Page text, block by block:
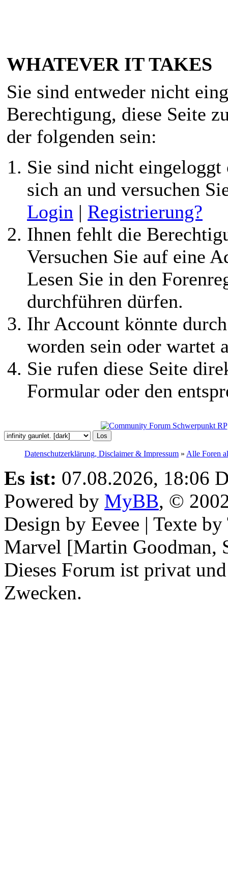
WHATEVER IT TAKES
Sie sind entweder nicht
Berechtigung, diese Seite
der folgenden sein:
Sie sind nicht
sich an und versuchen
Login | Registrierung?
Ihnen fehlt die
Versuchen Sie auf eine
Lesen Sie in den
durchführen dürfen.
Ihr Account könnte
worden sein oder wartet
Sie rufen diese Seite
Formular oder den
Datenschutzerklärung, Disclaimer & Impressum » Alle Foren
Es ist: 07.08.2026, 18:06
Powered by MyBB, ©
Design by Eevee | Texte
Marvel [Martin Goodman,
Dieses Forum ist privat
Zwecken.